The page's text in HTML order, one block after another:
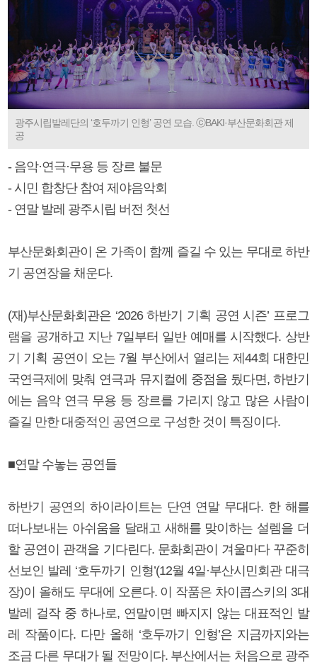
광주시립발레단의 ‘호두까기 인형’ 공연 모습. ⓒBAKI·부산문화회관 제
공
- 음악·연극·무용 등 장르 불문
- 시민 합창단 참여 제야음악회
- 연말 발레 광주시립 버전 첫선
부산문화회관이 온 가족이 함께 즐길 수 있는 무대로 하반
기 공연장을 채운다.
(재)부산문화회관은 ‘2026 하반기 기획 공연 시즌’ 프로그
램을 공개하고 지난 7일부터 일반 예매를 시작했다. 상반
기 기획 공연이 오는 7월 부산에서 열리는 제44회 대한민
국연극제에 맞춰 연극과 뮤지컬에 중점을 뒀다면, 하반기
에는 음악 연극 무용 등 장르를 가리지 않고 많은 사람이
즐길 만한 대중적인 공연으로 구성한 것이 특징이다.
■연말 수놓는 공연들
하반기 공연의 하이라이트는 단연 연말 무대다. 한 해를
떠나보내는 아쉬움을 달래고 새해를 맞이하는 설렘을 더
할 공연이 관객을 기다린다. 문화회관이 겨울마다 꾸준히
선보인 발레 ‘호두까기 인형’(12월 4일·부산시민회관 대극
장)이 올해도 무대에 오른다. 이 작품은 차이콥스키의 3대
발레 걸작 중 하나로, 연말이면 빠지지 않는 대표적인 발
레 작품이다. 다만 올해 ‘호두까기 인형’은 지금까지와는
조금 다른 무대가 될 전망이다. 부산에서는 처음으로 광주